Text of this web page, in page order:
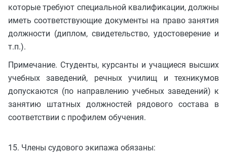
которые требуют специальной квалификации, должны
иметь соответствующие документы на право занятия
должности (диплом, свидетельство, удостоверение и
т.п.).
Примечание. Студенты, курсанты и учащиеся высших
учебных заведений, речных училищ и техникумов
допускаются (по направлению учебных заведений) к
занятию штатных должностей рядового состава в
соответствии с профилем обучения.
15. Члены судового экипажа обязаны: